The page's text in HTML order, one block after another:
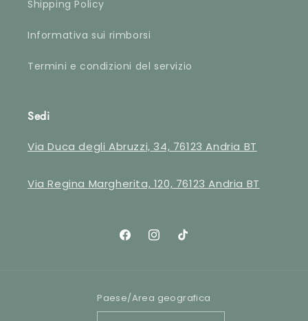
Shipping Policy
Informativa sui rimborsi
Termini e condizioni del servizio
Sedi
Via Duca degli Abruzzi, 34, 76123 Andria BT
Via Regina Margherita, 120, 76123 Andria BT
FacebookInstagram
TikTok
Paese/Area geografica